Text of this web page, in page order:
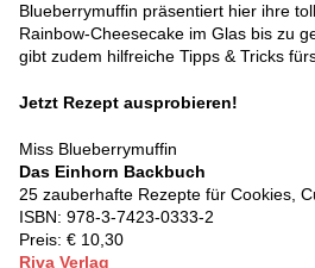
Blueberrymuffin präsentiert hier ihre
Rainbow-Cheesecake im Glas bis zu
gibt zudem hilfreiche Tipps & Tricks
Jetzt Rezept ausprobieren!
Miss Blueberrymuffin
Das Einhorn Backbuch
25 zauberhafte Rezepte für Cookies,
ISBN: 978-3-7423-0333-2
Preis: € 10,30
Riva Verlag